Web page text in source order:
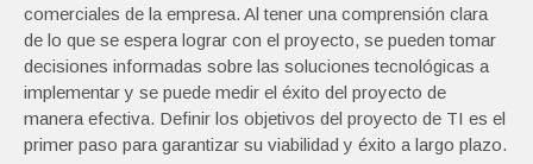
comerciales de la empresa. Al tener una comprensión clara
de lo que se espera lograr con el proyecto, se pueden tomar
decisiones informadas sobre las soluciones tecnológicas a
implementar y se puede medir el éxito del proyecto de
manera efectiva. Definir los objetivos del proyecto de TI es el
primer paso para garantizar su viabilidad y éxito a largo plazo.